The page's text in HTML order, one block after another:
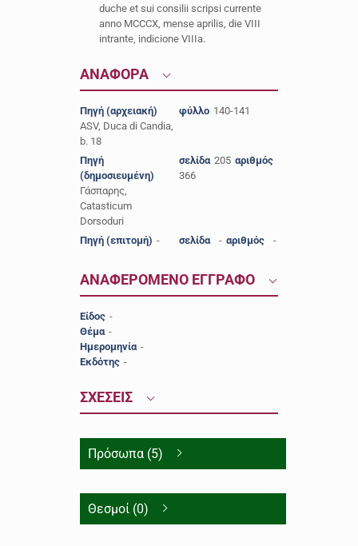
duche et sui consilii scripsi currente
anno MCCCX, mense aprilis, die VIII
intrante, indicione VIIIa.
ΑΝΑΦΟΡΑ
Πηγή (αρχειακή)
ASV, Duca di Candia,
b. 18
φύλλο 140-141
Πηγή
(δημοσιευμένη)
Γάσπαρης,
Catasticum
Dorsoduri
σελίδα 205 αριθμός
366
Πηγή (επιτομή) - σελίδα - αριθμός -
ΑΝΑΦΕΡΟΜΕΝΟ ΕΓΓΡΑΦΟ
Είδος -
Θέμα -
Ημερομηνία -
Εκδότης -
ΣΧΕΣΕΙΣ
Πρόσωπα (5)
Θεσμοί (0)